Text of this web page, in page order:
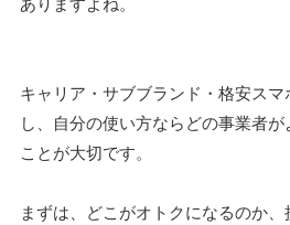
キャリア・サブブランド・格安ス
し、自分の使い方ならどの事業者
ことが大切です。
まずは、どこがオトクになるのか